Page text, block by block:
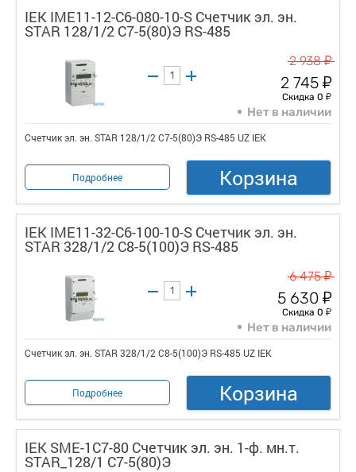
IEK IME11-12-C6-080-10-S Счетчик эл. эн.
STAR 128/1/2 С7-5(80)Э RS-485
2 938у
2 745 у
Скидка 0 у
Нет в наличии
Счетчик эл. эн. STAR 128/1/2 С7-5(80)Э RS-485 UZ IEK
Подробнее Корзина
IEK IME11-32-C6-100-10-S Счетчик эл. эн.
STAR 328/1/2 С8-5(100)Э RS-485
6 475у
5 630 у
Скидка 0 у
Нет в наличии
Счетчик эл. эн. STAR 328/1/2 С8-5(100)Э RS-485 UZ IEK
Подробнее Корзина
IEK SME-1C7-80 Счетчик эл. эн. 1-ф. мн.т.
STAR_128/1 С7-5(80)Э